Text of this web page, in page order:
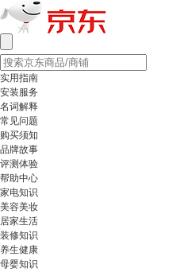
实用指南
安装服务
名词解释
常见问题
购买须知
品牌故事
评测体验
帮助中心
家电知识
美容美妆
居家生活
装修知识
养生健康
母婴知识